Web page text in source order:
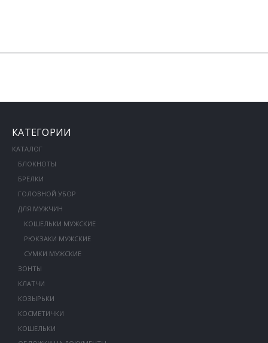
КАТЕГОРИИ
КАТАЛОГ
БЛОКНОТЫ
БРЕЛКИ
ГОЛОВНОЙ УБОР
ДЛЯ МУЖЧИН
КОШЕЛЬКИ МУЖСКИЕ
РЮКЗАКИ МУЖСКИЕ
СУМКИ МУЖСКИЕ
ЗОНТЫ
КЛАТЧИ
КОЗЫРЬКИ
КОСМЕТИЧКИ
КОШЕЛЬКИ